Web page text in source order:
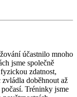
účastnilo mnoho
jsme společně
zdatnost,
doběhnout až
Tréninky jsme